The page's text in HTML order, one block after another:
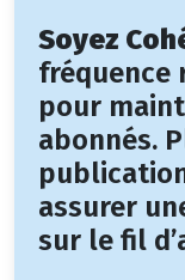
Soyez
fréquence
pour
abonnés.
assurer
sur le fil